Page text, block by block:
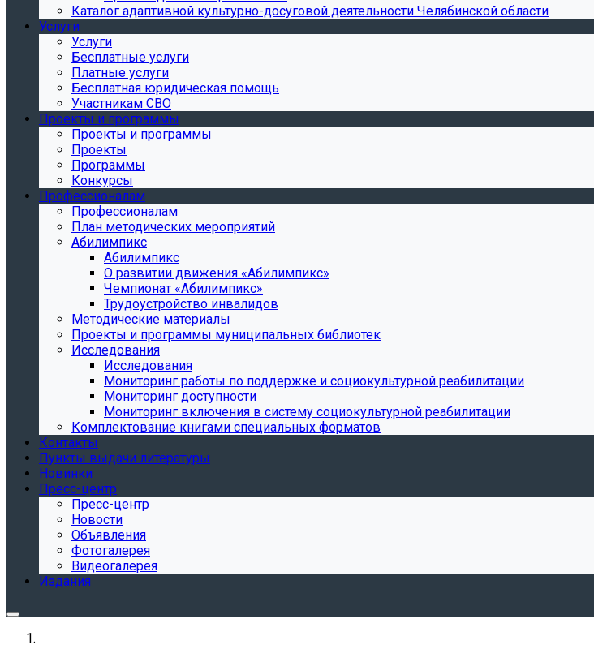
Каталог адаптивной культурно-досуговой деятельности Челябинской области
Услуги
Услуги
Бесплатные услуги
Платные услуги
Бесплатная юридическая помощь
Участникам СВО
Проекты и программы
Проекты и программы
Проекты
Программы
Конкурсы
Профессионалам
Профессионалам
План методических мероприятий
Абилимпикс
Абилимпикс
О развитии движения «Абилимпикс»
Чемпионат «Абилимпикс»
Трудоустройство инвалидов
Методические материалы
Проекты и программы муниципальных библиотек
Исследования
Исследования
Мониторинг работы по поддержке и социокультурной реабилитации
Мониторинг доступности
Мониторинг включения в систему социокультурной реабилитации
Комплектование книгами специальных форматов
Контакты
Пункты выдачи литературы
Новинки
Пресс-центр
Пресс-центр
Новости
Объявления
Фотогалерея
Видеогалерея
Издания